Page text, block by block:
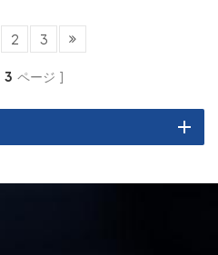
2 3
3 ページ